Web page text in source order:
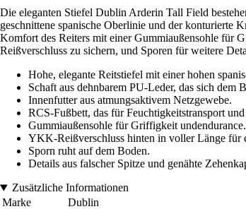
Die eleganten Stiefel Dublin Arderin Tall Field
geschnittene spanische Oberlinie und der konturierte
Komfort des Reiters mit einer Gummiaußensohle für
Reißverschluss zu sichern, und Sporen für weitere
Hohe, elegante Reitstiefel mit einer hohen
Schaft aus dehnbarem PU-Leder, das sich dem
Innenfutter aus atmungsaktivem Netzgewebe.
RCS-Fußbett, das für Feuchtigkeitstransport
Gummiaußensohle für Griffigkeit undendurance.
YKK-Reißverschluss hinten in voller Länge für
Sporn ruht auf dem Boden.
Details aus falscher Spitze und genähte
Zusätzliche Informationen
Marke
Dublin